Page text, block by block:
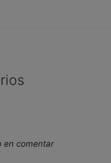
en comentar